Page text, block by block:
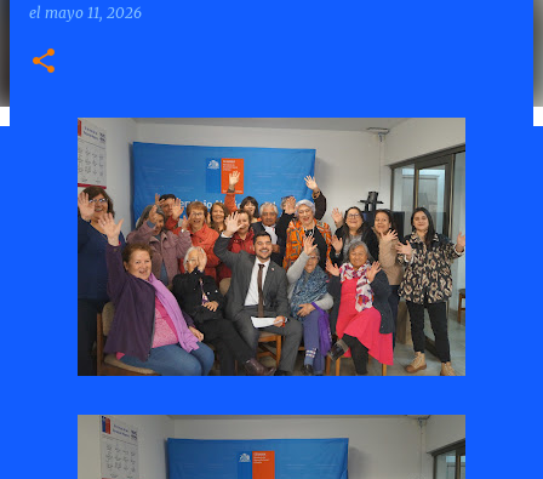
el mayo 11, 2026